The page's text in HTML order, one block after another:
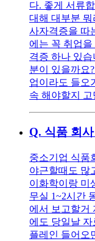
다. 좋게 서류
대해 대부분 뭐
사자격증을 따
에는 꼭 취업
격증 하나 있
분이 있을까요
업이라도 들오
속 해야할지
Q. 식품 회
중소기업 식품
야근할때도 많
이화학이랑 미
무실 1~2시간
에서 보고할거
에도 당일날
플레인 들어오